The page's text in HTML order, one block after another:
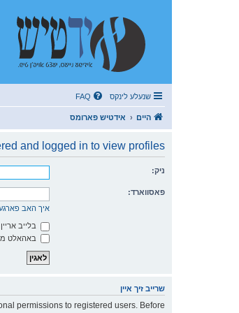
שנעלע לינקס FAQ
היים אידטיש פארומס
and logged in to view profiles.
ניק:
פאסווארד:
איך האב
בלייב
באהאלט
שרייב זיך איין
permissions to registered users. Before